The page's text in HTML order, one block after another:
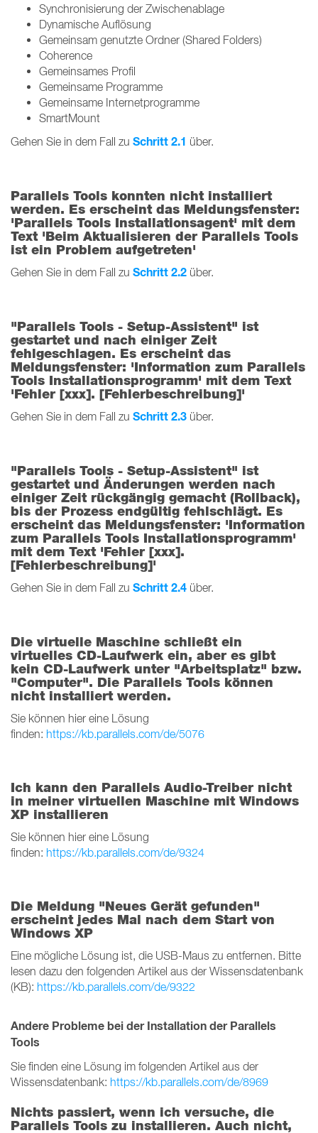
Synchronisierung der Zwischenablage
Dynamische Auflösung
Gemeinsam genutzte Ordner (Shared Folders)
Coherence
Gemeinsames Profil
Gemeinsame Programme
Gemeinsame Internetprogramme
SmartMount
Gehen Sie in dem Fall zu Schritt 2.1 über.
Parallels Tools konnten nicht installiert
werden. Es erscheint das Meldungsfenster:
'Parallels Tools Installationsagent' mit dem
Text 'Beim Aktualisieren der Parallels Tools
ist ein Problem aufgetreten'
Gehen Sie in dem Fall zu Schritt 2.2 über.
"Parallels Tools - Setup-Assistent" ist
gestartet und nach einiger Zeit
fehlgeschlagen. Es erscheint das
Meldungsfenster: 'Information zum Parallels
Tools Installationsprogramm' mit dem Text
'Fehler [xxx]. [Fehlerbeschreibung]'
Gehen Sie in dem Fall zu Schritt 2.3 über.
"Parallels Tools - Setup-Assistent" ist
gestartet und Änderungen werden nach
einiger Zeit rückgängig gemacht (Rollback),
bis der Prozess endgültig fehlschlägt. Es
erscheint das Meldungsfenster: 'Information
zum Parallels Tools Installationsprogramm'
mit dem Text 'Fehler [xxx].
[Fehlerbeschreibung]'
Gehen Sie in dem Fall zu Schritt 2.4 über.
Die virtuelle Maschine schließt ein
virtuelles CD-Laufwerk ein, aber es gibt
kein CD-Laufwerk unter "Arbeitsplatz" bzw.
"Computer". Die Parallels Tools können
nicht installiert werden.
Sie können hier eine Lösung
finden: https://kb.parallels.com/de/5076
Ich kann den Parallels Audio-Treiber nicht
in meiner virtuellen Maschine mit Windows
XP installieren
Sie können hier eine Lösung
finden: https://kb.parallels.com/de/9324
Die Meldung "Neues Gerät gefunden"
erscheint jedes Mal nach dem Start von
Windows XP
Eine mögliche Lösung ist, die USB-Maus zu entfernen. Bitte
lesen dazu den folgenden Artikel aus der Wissensdatenbank
(KB): https://kb.parallels.com/de/9322
Andere Probleme bei der Installation der Parallels
Tools
Sie finden eine Lösung im folgenden Artikel aus der
Wissensdatenbank: https://kb.parallels.com/de/8969
Nichts passiert, wenn ich versuche, die
Parallels Tools zu installieren. Auch nicht,